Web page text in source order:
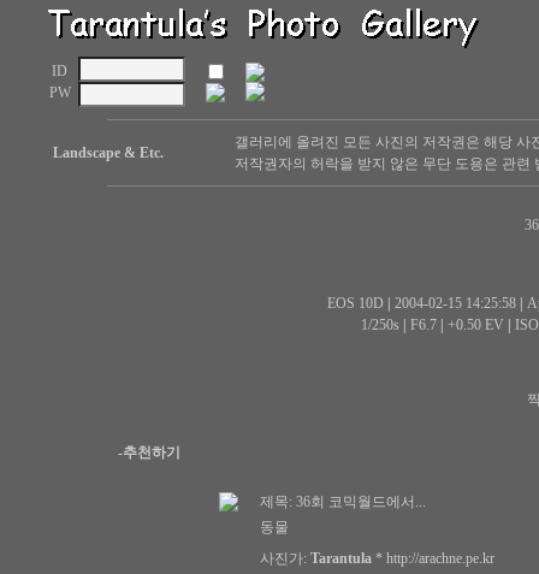
ID
PW
Landscape & Etc.
갤러리에 올려진 모든 사진의 저작권은 해당 사
저작권자의 허락을 받지 않은 무단 도용은 관련
EOS 10D 2004-02-15 14:25:58|
1/250s
F6.7| +0.50 EV
-추천하기
제목: 36회 코믹월드에서...
동물
사진가: Tarantula * http://arachne.pe.kr